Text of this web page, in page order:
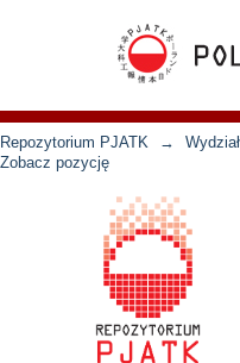
Repozytorium PJATK →
Zobacz pozycję